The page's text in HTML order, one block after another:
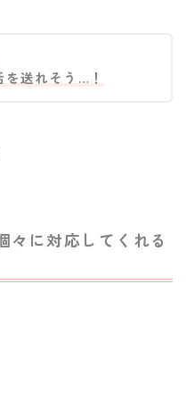
送れそう…！
々に対応してくれる